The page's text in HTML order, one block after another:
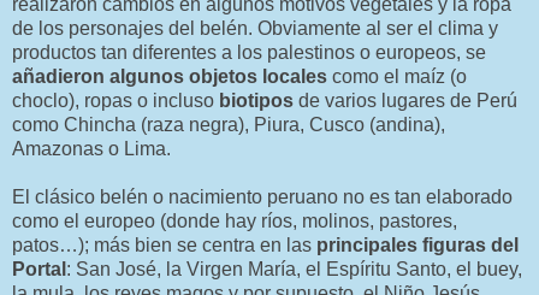
realizaron cambios en algunos motivos vegetales y la ropa
de los personajes del belén. Obviamente al ser el clima y
productos tan diferentes a los palestinos o europeos, se
añadieron algunos objetos locales como el maíz (o
choclo), ropas o incluso biotipos de varios lugares de Perú
como Chincha (raza negra), Piura, Cusco (andina),
Amazonas o Lima.
El clásico belén o nacimiento peruano no es tan elaborado
como el europeo (donde hay ríos, molinos, pastores,
patos…); más bien se centra en las principales figuras del
Portal : San José, la Virgen María, el Espíritu Santo, el buey,